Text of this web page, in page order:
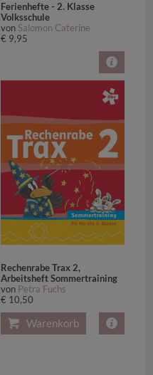
Ferienhefte - 2. Klasse
Volksschule
von Salomon Caterine
€ 9,95
Rechenrabe Trax 2,
Arbeitsheft Sommertraining
von Petra Fuchs
€ 10,50
Warenkorb